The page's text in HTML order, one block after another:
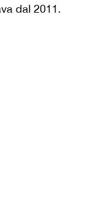
dal 2011.